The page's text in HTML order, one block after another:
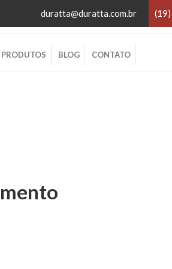
duratta@duratta.com.br
PRODUTOS BLOG CONTATO
×